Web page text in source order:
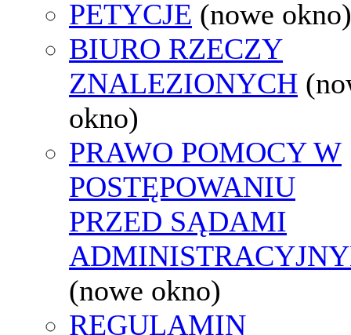
PETYCJE (nowe okno)
BIURO RZECZY
ZNALEZIONYCH
okno)
PRAWO POMOCY W
POSTĘPOWANIU
PRZED SĄDAMI
(nowe okno)
REGULAMIN